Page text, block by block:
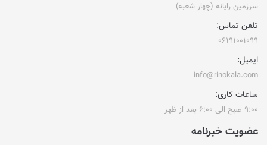
سرزمین رایانه (چهار شعبه)
تلفن تماس:
۰۶۱۹۱۰۰۱۰۹۹
ایمیل:
info@rinokala.com
ساعات کاری:
۹:۰۰ صبح الی ۶:۰۰ بعد از ظهر
عضویت خبرنامه